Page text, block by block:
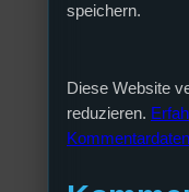
speichern.
Diese Website
reduzieren.